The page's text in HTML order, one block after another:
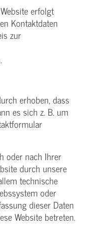
erfolgt
Kontaktdaten
zur
erhoben, dass
es sich z. B. um
oder nach Ihrer
durch unsere
technische
oder
dieser Daten
Website betreten.